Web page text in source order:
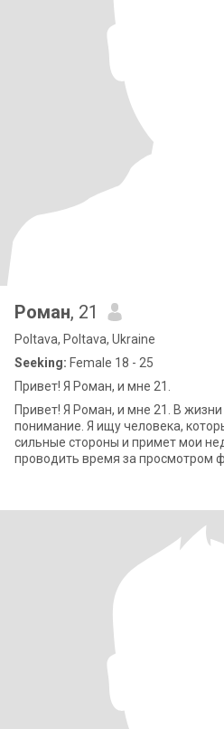
Роман, 21
Poltava, Poltava, Ukraine
Seeking: Female 18 - 25
Привет! Я Роман, и мне 21.
Привет! Я Роман, и мне 21. В
понимание. Я ищу человека,
сильные стороны и примет мои
проводить время за просмотром